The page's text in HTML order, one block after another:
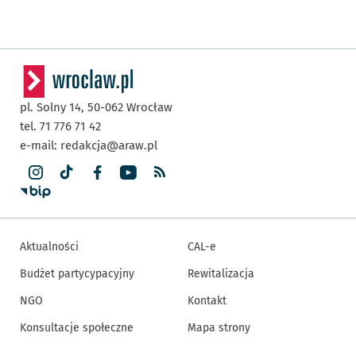
pl. Solny 14, 50-062 Wrocław
tel. 71 776 71 42
e-mail: redakcja@araw.pl
Aktualności
Budżet partycypacyjny
NGO
Konsultacje społeczne
CAL-e
Rewitalizacja
Kontakt
Mapa strony